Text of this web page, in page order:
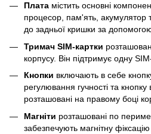
Плата містить основні
процесор, пам'ять, акумулятор
до задньої кришки за
Тримач SIM-картки
корпусу. Він підтримує одну
Кнопки включають в себе
регулювання гучності та
розташовані на правому боці
Магніти розташовані по
забезпечують магнітну